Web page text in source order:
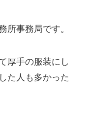
所事務局です。
厚手の服装にし
た人も多かった